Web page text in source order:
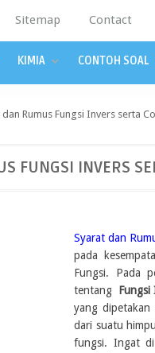
Sitemap Contact
KIMIA CONTOH SOAL
dan Rumus Fungsi Invers serta
FUNGSI INVERS
Syarat dan
pada
Fungsi. Pada
tentang
Fungsi
yang dipetakan
dari suatu
fungsi. Ingat